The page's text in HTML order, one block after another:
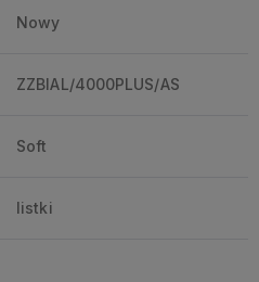
Nowy
ZZBIAL/4000PLUS/AS
Soft
listki